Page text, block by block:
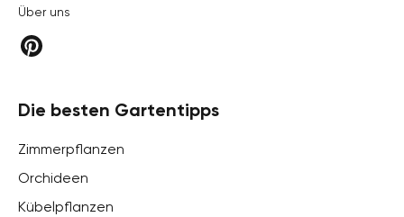
Über uns
Die besten Gartentipps
Zimmerpflanzen
Orchideen
Kübelpflanzen